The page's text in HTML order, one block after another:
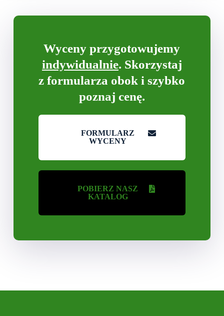
Wyceny przygotowujemy
indywidualnie. Skorzystaj
z formularza obok i szybko
poznaj cenę.
FORMULARZ
WYCENY
POBIERZ NASZ
KATALOG